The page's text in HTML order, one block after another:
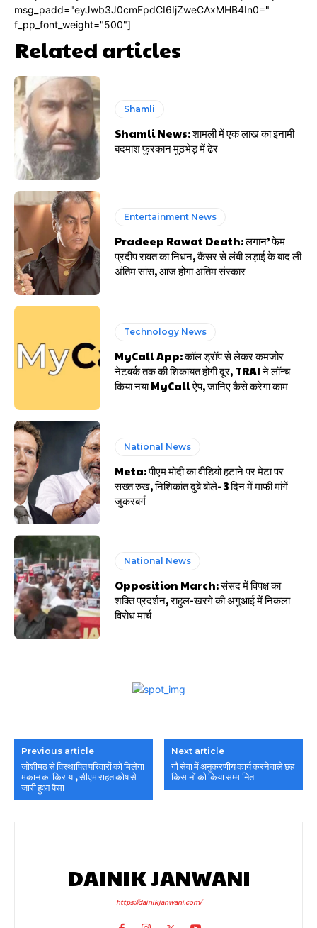
msg_padd="eyJwb3J0cmFpdCI6IjZweCAxMHB4In0="
f_pp_font_weight="500"]
Related articles
Shamli
Shamli News: शामली में एक लाख का इनामी
बदमाश फुरकान मुठभेड़ में ढेर
Entertainment News
Pradeep Rawat Death: लगान’ फेम
प्रदीप रावत का निधन, कैंसर से लंबी लड़ाई के बाद ली
अंतिम सांस, आज होगा अंतिम संस्कार
Technology News
MyCall App: कॉल ड्रॉप से लेकर कमजोर
नेटवर्क तक की शिकायत होगी दूर, TRAI ने लॉन्च
किया नया MyCall ऐप, जानिए कैसे करेगा काम
National News
Meta: पीएम मोदी का वीडियो हटाने पर मेटा पर
सख्त रुख, निशिकांत दुबे बोले- 3 दिन में माफी मांगें
जुकरबर्ग
National News
Opposition March: संसद में विपक्ष का
शक्ति प्रदर्शन, राहुल-खरगे की अगुआई में निकला
विरोध मार्च
Previous article
जोशीमठ से विस्थापित परिवारों को मिलेगा
मकान का किराया, सीएम राहत कोष से
जारी हुआ पैसा
Next article
गौ सेवा में अनुकरणीय कार्य करने वाले छह
किसानों को किया सम्मानित
DAINIK JANWANI
https://dainikjanwani.com/